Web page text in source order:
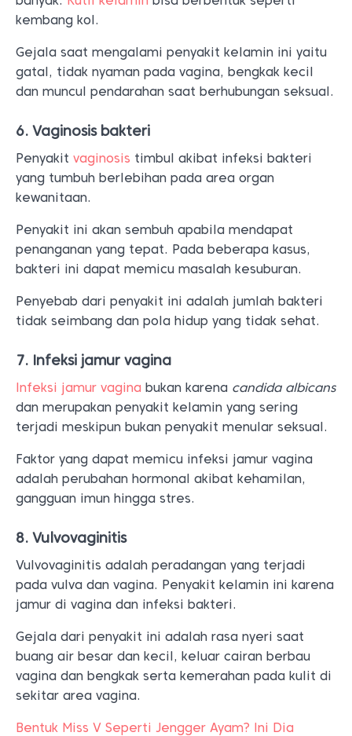
kembang kol.
Gejala saat mengalami penyakit kelamin ini yaitu
gatal, tidak nyaman pada vagina, bengkak kecil
dan muncul pendarahan saat berhubungan seksual.
6. Vaginosis bakteri
Penyakit vaginosis timbul akibat infeksi bakteri
yang tumbuh berlebihan pada area organ
kewanitaan.
Penyakit ini akan sembuh apabila mendapat
penanganan yang tepat. Pada beberapa kasus,
bakteri ini dapat memicu masalah kesuburan.
Penyebab dari penyakit ini adalah jumlah bakteri
tidak seimbang dan pola hidup yang tidak sehat.
7. Infeksi jamur vagina
Infeksi jamur vagina bukan karena candida albicans
dan merupakan penyakit kelamin yang sering
terjadi meskipun bukan penyakit menular seksual.
Faktor yang dapat memicu infeksi jamur vagina
adalah perubahan hormonal akibat kehamilan,
gangguan imun hingga stres.
8. Vulvovaginitis
Vulvovaginitis adalah peradangan yang terjadi
pada vulva dan vagina. Penyakit kelamin ini karena
jamur di vagina dan infeksi bakteri.
Gejala dari penyakit ini adalah rasa nyeri saat
buang air besar dan kecil, keluar cairan berbau
vagina dan bengkak serta kemerahan pada kulit di
sekitar area vagina.
Bentuk Miss V Seperti Jengger Ayam? Ini Dia